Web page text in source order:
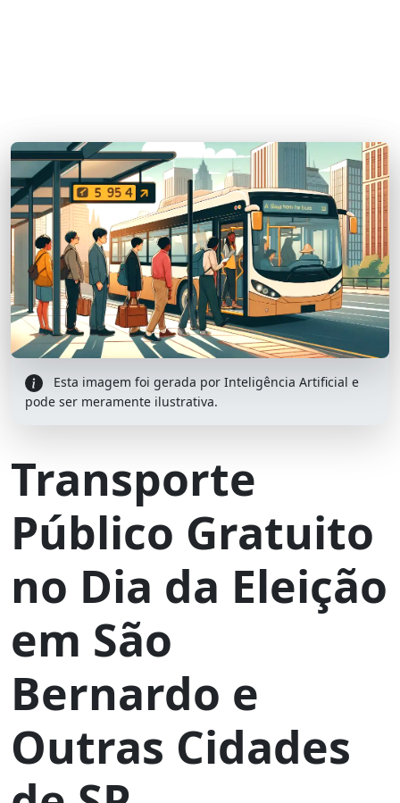
Esta imagem foi gerada por Inteligência Artificial e
pode ser meramente ilustrativa.
Transporte
Público Gratuito
no Dia da Eleição
em São
Bernardo e
Outras Cidades